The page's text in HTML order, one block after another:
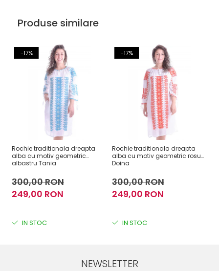
Produse similare
-17%
Rochie traditionala dreapta
alba cu motiv geometric
albastru Tania
300,00 RON
249,00 RON
IN STOC
-17%
Rochie traditionala dreapta
alba cu motiv geometric rosu
Doina
300,00 RON
249,00 RON
IN STOC
NEWSLETTER